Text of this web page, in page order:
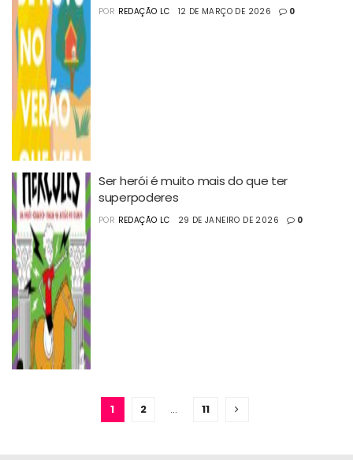
POR REDAÇÃO LC 12 DE MARÇO DE 2026 0
Ser herói é muito mais do que ter
superpoderes
POR REDAÇÃO LC 29 DE JANEIRO DE 2026 0
1 2 … 11